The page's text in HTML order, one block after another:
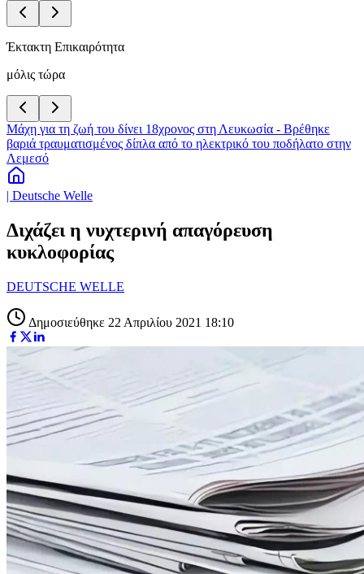
Έκτακτη Επικαιρότητα
μόλις τώρα
Μάχη για τη ζωή του δίνει 18χρονος στη Λευκωσία - Βρέθηκε
βαριά τραυματισμένος δίπλα από το ηλεκτρικό του ποδήλατο στην
Λεμεσό
| Deutsche Welle
Διχάζει η νυχτερινή απαγόρευση
κυκλοφορίας
DEUTSCHE WELLE
Δημοσιεύθηκε 22 Απριλίου 2021 18:10